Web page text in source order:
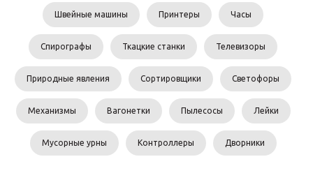
Швейные машины Принтеры Часы
Спирографы Ткацкие станки Телевизоры
Природные явления Сортировщики Светофоры
Механизмы Вагонетки Пылесосы Лейки
Мусорные урны Контроллеры Дворники